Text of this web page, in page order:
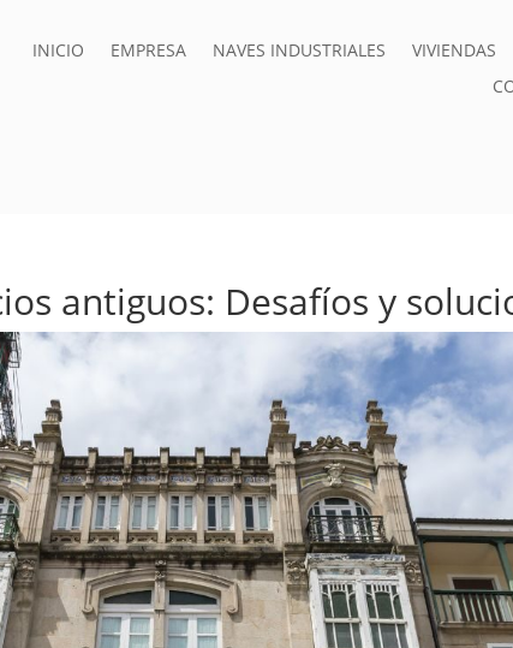
INICIO EMPRESA NAVES INDUSTRIALES VIVIENDAS
antiguos: Desafíos y